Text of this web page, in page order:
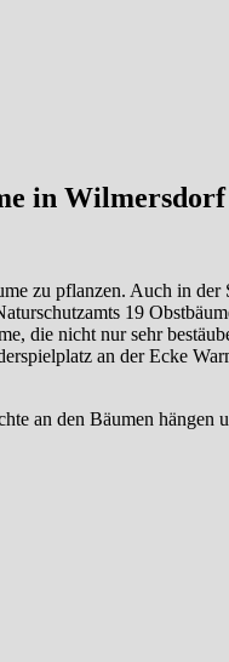
in
zu pflanzen. Auch in
19
die nicht nur sehr
an der Ecke
an den Bäumen